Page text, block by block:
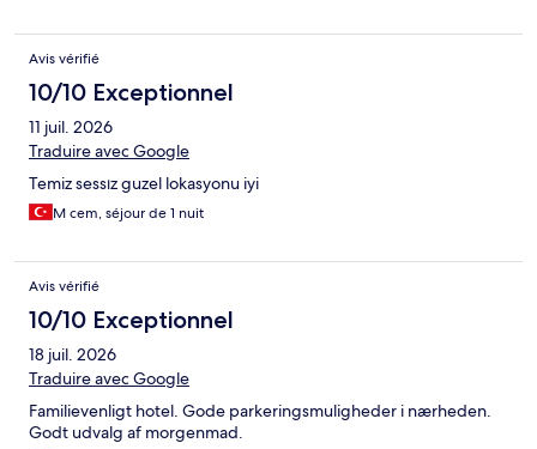
Avis vérifié
10/10 Exceptionnel
11 juil. 2026
Traduire avec Google
Temiz sessız guzel lokasyonu iyi
M cem, séjour de 1 nuit
Avis vérifié
10/10 Exceptionnel
18 juil. 2026
Traduire avec Google
Familievenligt hotel. Gode parkeringsmuligheder i nærheden.
Godt udvalg af morgenmad.